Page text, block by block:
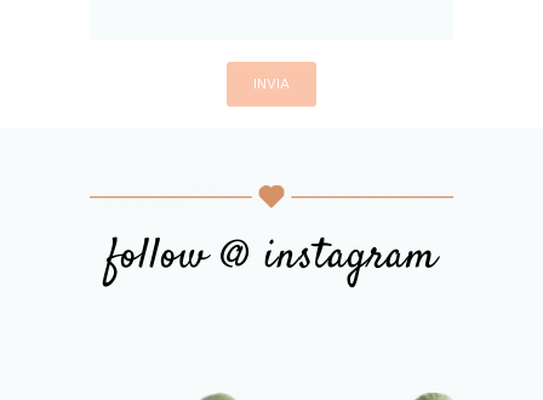
follow @ instagram